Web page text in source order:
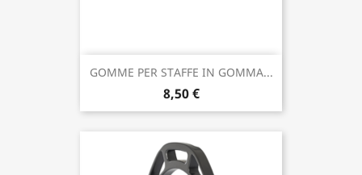
GOMME PER STAFFE IN GOMMA...
8,50 €